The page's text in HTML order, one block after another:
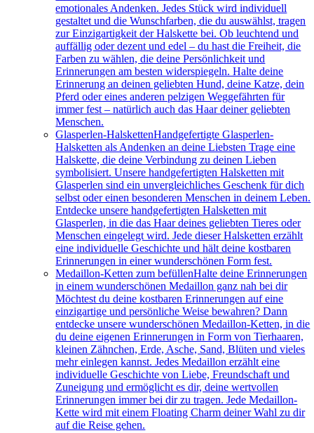
emotionales Andenken. Jedes Stück wird individuell
gestaltet und die Wunschfarben, die du auswählst, tragen
zur Einzigartigkeit der Halskette bei. Ob leuchtend und
auffällig oder dezent und edel – du hast die Freiheit, die
Farben zu wählen, die deine Persönlichkeit und
Erinnerungen am besten widerspiegeln. Halte deine
Erinnerung an deinen geliebten Hund, deine Katze, dein
Pferd oder eines anderen pelzigen Weggefährten für
immer fest – natürlich auch das Haar deiner geliebten
Menschen.
Glasperlen-HalskettenHandgefertigte Glasperlen-
Halsketten als Andenken an deine Liebsten Trage eine
Halskette, die deine Verbindung zu deinen Lieben
symbolisiert. Unsere handgefertigten Halsketten mit
Glasperlen sind ein unvergleichliches Geschenk für dich
selbst oder einen besonderen Menschen in deinem Leben.
Entdecke unsere handgefertigten Halsketten mit
Glasperlen, in die das Haar deines geliebten Tieres oder
Menschen eingelegt wird. Jede dieser Halsketten erzählt
eine individuelle Geschichte und hält deine kostbaren
Erinnerungen in einer wunderschönen Form fest.
Medaillon-Ketten zum befüllenHalte deine Erinnerungen
in einem wunderschönen Medaillon ganz nah bei dir
Möchtest du deine kostbaren Erinnerungen auf eine
einzigartige und persönliche Weise bewahren? Dann
entdecke unsere wunderschönen Medaillon-Ketten, in die
du deine eigenen Erinnerungen in Form von Tierhaaren,
kleinen Zähnchen, Erde, Asche, Sand, Blüten und vieles
mehr einlegen kannst. Jedes Medaillon erzählt eine
individuelle Geschichte von Liebe, Freundschaft und
Zuneigung und ermöglicht es dir, deine wertvollen
Erinnerungen immer bei dir zu tragen. Jede Medaillon-
Kette wird mit einem Floating Charm deiner Wahl zu dir
auf die Reise gehen.